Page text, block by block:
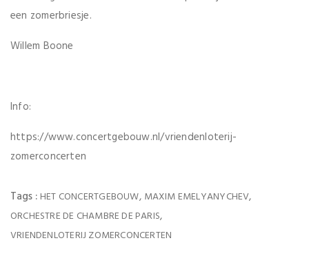
een zomerbriesje.
Willem Boone
Info:
https://www.concertgebouw.nl/vriendenloterij-
zomerconcerten
Tags : HET CONCERTGEBOUW, MAXIM EMELYANYCHEV,
ORCHESTRE DE CHAMBRE DE PARIS,
VRIENDENLOTERIJ ZOMERCONCERTEN